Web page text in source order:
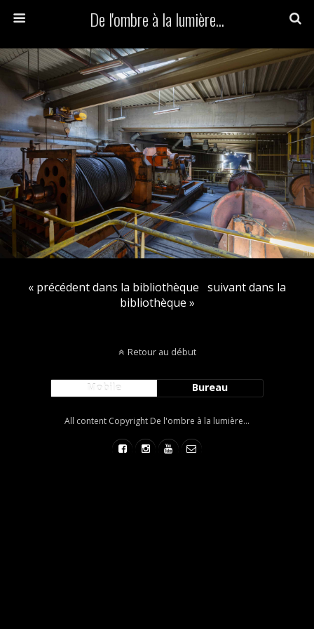
De l'ombre à la lumière...
« précédent dans la bibliothèque suivant dans la
bibliothèque »
Retour au début
Mobile Bureau
All content Copyright De l'ombre à la lumière...